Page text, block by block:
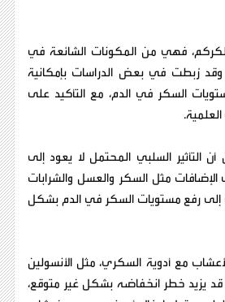
فهي من المكونات الشائعة في
رُبطت في بعض الدراسات بإمكانية
السكر في الدم، مع التأكيد على
أن التأثير السلبي المحتمل لا يعود إلى
مثل السكر والعسل والشرابات
إلى رفع مستويات السكر في الدم بشكل
مع أدوية السكري، مثل الأنسولين
يزيد خطر انخفاضه بشكل غير متوقع،